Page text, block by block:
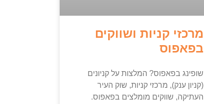
מרכזי קניות ושווקים
בפאפוס
שופינג בפאפוס? המלצות על קניונים
(קניון ענק), מרכזי קניות, שוק העיר
העתיקה, שווקים מומלצים בפאפוס.